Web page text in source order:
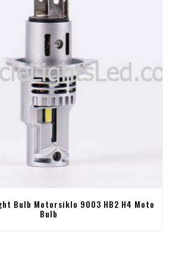
Bulb Motorsiklo 9003 HB2 H4 Moto
Bulb